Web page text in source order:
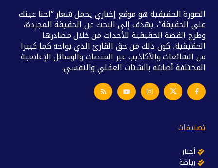
الصورة الحقيقية هو موقع إخباري يحمل شعار “احنا عينك
على الحقيقة”، يهدف إلى البحث عن الحقيقة المجردة،
وطرح القصة الحقيقية للأحداث من خلال مصادرها
الحقيقية، كون ذلك من حق القارئ الذي يواجه كما كبيرا
من الشائعات والأكاذيب عبر المنصات والوسائل الإعلامية
المختلفة أصابته بالشتات العقلي والنفسي.
تصنيفات
أخبار
رياضة